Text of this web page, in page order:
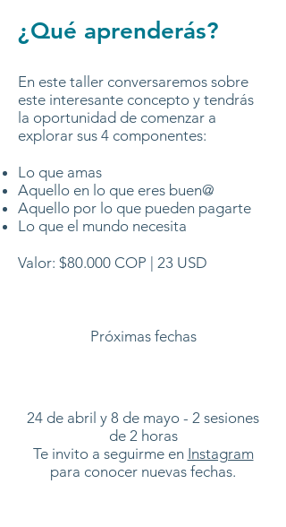
¿Qué aprenderás?
En este taller conversaremos sobre
este interesante concepto y tendrás
la oportunidad de comenzar a
explorar sus 4 componentes:
Lo que amas
Aquello en lo que eres buen@
Aquello por lo que pueden pagarte
Lo que el mundo necesita
Valor: $80.000 COP | 23 USD
Próximas fechas
24 de abril y 8 de mayo - 2 sesiones
de 2 horas
Te invito a seguirme en Instagram
para conocer nuevas fechas.